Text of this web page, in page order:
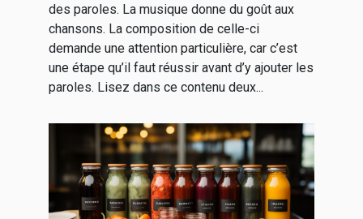
des paroles. La musique donne du goût aux
chansons. La composition de celle-ci
demande une attention particulière, car c’est
une étape qu’il faut réussir avant d’y ajouter les
paroles. Lisez dans ce contenu deux...